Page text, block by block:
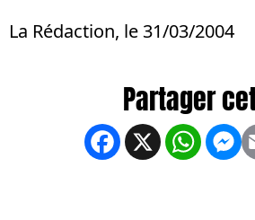
La Rédaction, le 31/03/2004
Facebook
X